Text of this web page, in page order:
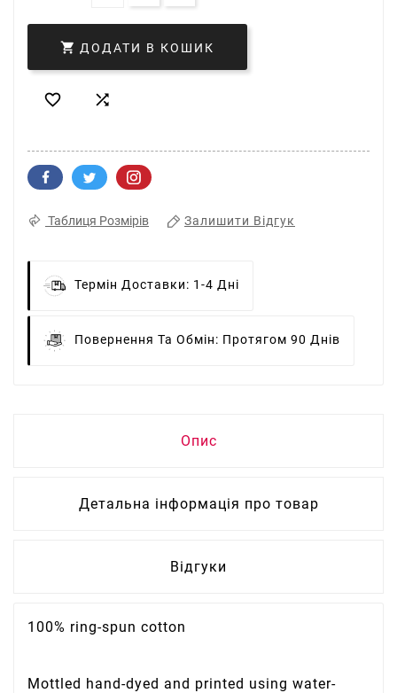
 ДОДАТИ В КОШИК
 
Таблиця Розмірів Залишити Відгук
Термін Доставки: 1-4 Дні
Повернення Та Обмін: Протягом 90 Днів
Опис
Детальна інформація про товар
Відгуки
100% ring-spun cotton
Mottled hand-dyed and printed using water-